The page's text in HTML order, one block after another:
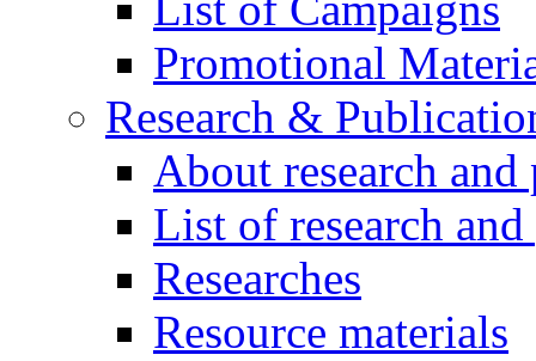
Promotional
Research &
About research
List of research
Researches
Resource materials